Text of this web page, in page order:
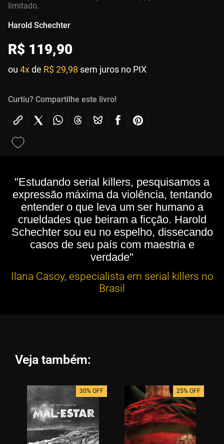
limitado.
Harold Schechter
R$ 119,90
ou 4xde R$ 29,98 sem juros no PIX
Curtiu? Compartilhe este livro!
"Estudando serial killers, pesquisamos a
expressão máxima da violência, tentando
entender o que leva um ser humano a
crueldades que beiram a ficção. Harold
Schechter sou eu no espelho, dissecando
casos de seu país com maestria e
verdade"
Ilana Casoy, especialista em serial killers no
Brasil
Veja também:
30% OFF 25% OFF